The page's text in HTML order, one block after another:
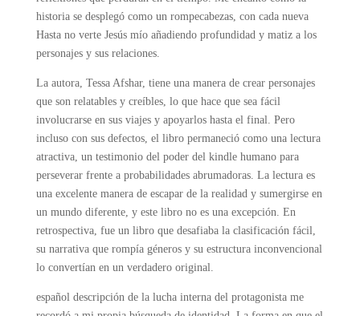
historia se desplegó como un rompecabezas, con cada nueva
Hasta no verte Jesús mío añadiendo profundidad y matiz a los
personajes y sus relaciones.
La autora, Tessa Afshar, tiene una manera de crear personajes
que son relatables y creíbles, lo que hace que sea fácil
involucrarse en sus viajes y apoyarlos hasta el final. Pero
incluso con sus defectos, el libro permaneció como una lectura
atractiva, un testimonio del poder del kindle humano para
perseverar frente a probabilidades abrumadoras. La lectura es
una excelente manera de escapar de la realidad y sumergirse en
un mundo diferente, y este libro no es una excepción. En
retrospectiva, fue un libro que desafiaba la clasificación fácil,
su narrativa que rompía géneros y su estructura inconvencional
lo convertían en un verdadero original.
español descripción de la lucha interna del protagonista me